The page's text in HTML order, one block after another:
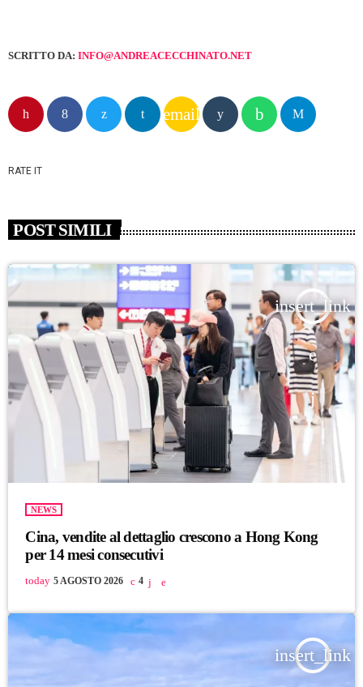
SCRITTO DA: INFO@ANDREACECCHINATO.NET
email
RATE IT
POST SIMILI
insert_link
NEWS
Cina, vendite al dettaglio crescono a Hong Kong
per 14 mesi consecutivi
today 5 AGOSTO 2026 4
insert_link